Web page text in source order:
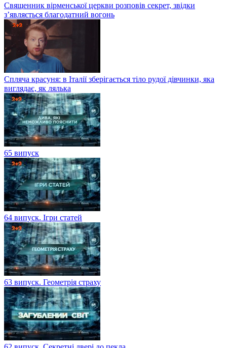
Священник вірменської церкви розповів секрет, звідки
з’являється благодатний вогонь
Спляча красуня: в Італії зберігається тіло рудої дівчинки, яка
виглядає, як лялька
65 випуск
64 випуск. Ігри статей
63 випуск. Геометрія страху